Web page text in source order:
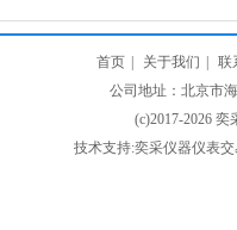
首页 关于我们
联
公司地址：北京市
(c)2017-2026
技术支持:奕采仪器仪表